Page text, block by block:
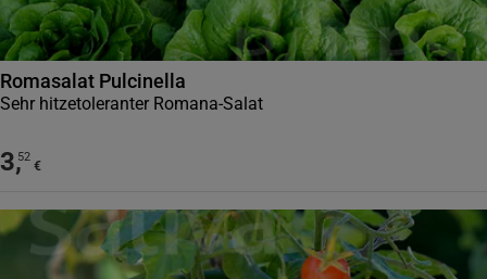
Romasalat Pulcinella
Sehr hitzetoleranter Romana-Salat
3,52
€